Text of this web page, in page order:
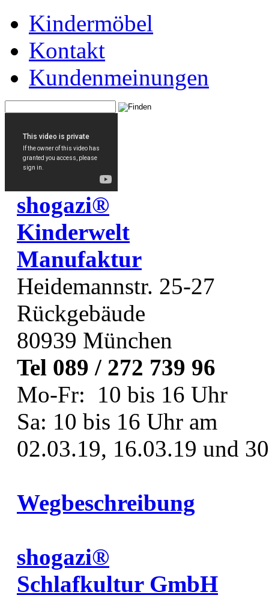
Kindermöbel
Kontakt
Kundenmeinungen
shogazi®
Kinderwelt
Manufaktur
Heidemannstr. 25-27
Rückgebäude
80939 München
Tel 089 / 272 739 96
Mo-Fr: 10 bis 16 Uhr
Sa: 10 bis 16 Uhr am
02.03.19, 16.03.19 und
Wegbeschreibung
shogazi®
Schlafkultur GmbH